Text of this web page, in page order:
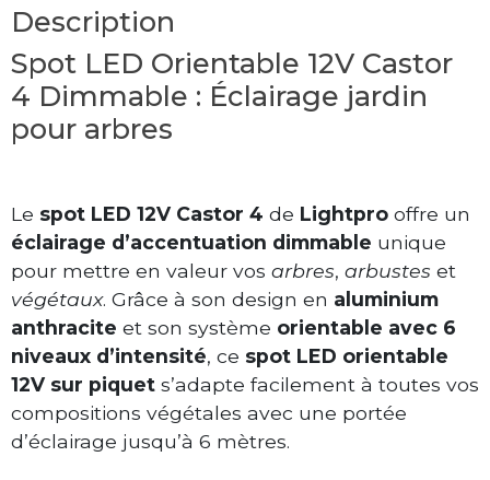
Description
Spot LED Orientable 12V Castor
4 Dimmable : Éclairage jardin
pour arbres
Le spot LED 12V Castor 4 de Lightpro offre un
éclairage d’accentuation dimmable unique
pour mettre en valeur vos arbres, arbustes et
végétaux. Grâce à son design en aluminium
anthracite et son système orientable avec 6
niveaux d’intensité, ce spot LED orientable
12V sur piquet s’adapte facilement à toutes vos
compositions végétales avec une portée
d’éclairage jusqu’à 6 mètres.